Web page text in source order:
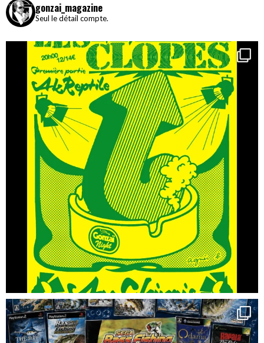
gonzai_magazine
Seul le détail compte.